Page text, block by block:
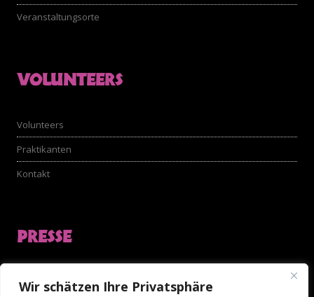
Wir schätzen Ihre Privatsphäre
Veranstaltungsorte
VOLUNTEERS
Volunteers
Praktikanten
Kontakt
PRESSE
Akkreditierungsformular